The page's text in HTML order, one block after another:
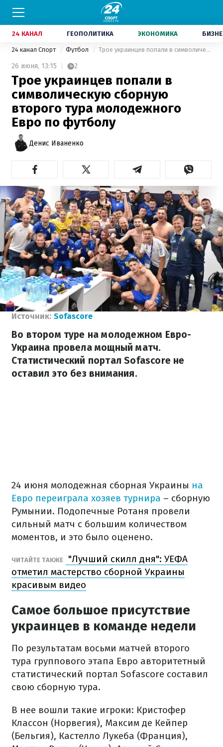
24 КАНАЛ ГЕОПОЛИТИКА ЭКОНОМИКА
24 канал Спорт Футбол Трое украинцев попали в символическую сборную второго тура молодежного Евро по футболу
26 июня, 13:15 2
Трое украинцев попали в
символическую сборную
второго тура молодежного
Евро по футболу
Денис Иваненко
Источник: Sofascore
Во втором туре на молодежном Евро-
Украина провела мощный матч.
Статистический портал Sofascore не
оставил это без внимания.
24 июня молодежная сборная Украины на
Евро переиграла хозяев турнира – сборную
Румынии. Подопечные Ротаня провели
сильный матч с большим количеством
моментов, и это было оценено.
ЧИТАЙТЕ ТАКЖЕ
"Лучший скилл дня": УЕФА
отметил мастерство сборной Украины
красивым видео
Самое большое присутствие
украинцев в команде недели
По результатам восьми матчей второго
тура группового этапа Евро авторитетный
статистический портал Sofascore составил
свою сборную тура.
В нее вошли такие игроки: Кристофер
Классон (Норвегия), Максим де Кейпер
(Бельгия), Кастелло Лукеба (Франция),